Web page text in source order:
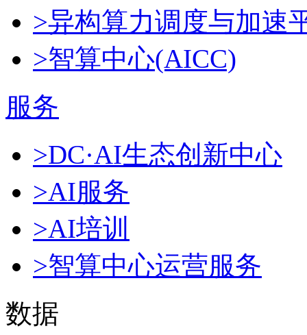
>异构算力调度与加速
>智算中心(AICC)
服务
>DC·AI生态创新中心
>AI服务
>AI培训
>智算中心运营服务
数据